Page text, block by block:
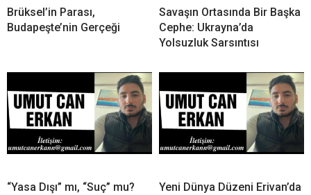
Brüksel’in Parası,
Budapeşte’nin Gerçeği
Savaşın Ortasında Bir Başka
Cephe: Ukrayna’da
Yolsuzluk Sarsıntısı
“Yasa Dışı” mı, “Suç” mu?
Yeni Dünya Düzeni Erivan’da